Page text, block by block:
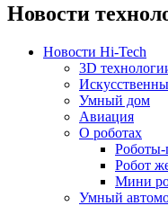
Новости
Новости Hi-Tech
3D
Умный дом
Авиация
О роботах
Робот
Мини
Умный